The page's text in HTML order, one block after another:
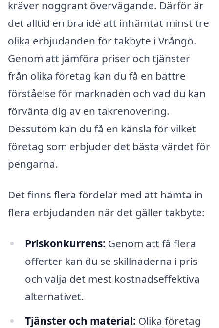
kräver noggrant övervägande. Därför är
det alltid en bra idé att inhämtat minst tre
olika erbjudanden för takbyte i Vrångö.
Genom att jämföra priser och tjänster
från olika företag kan du få en bättre
förståelse för marknaden och vad du kan
förvänta dig av en takrenovering.
Dessutom kan du få en känsla för vilket
företag som erbjuder det bästa värdet för
pengarna.
Det finns flera fördelar med att hämta in
flera erbjudanden när det gäller takbyte:
Priskonkurrens: Genom att få flera
offerter kan du se skillnaderna i pris
och välja det mest kostnadseffektiva
alternativet.
Tjänster och material: Olika företag